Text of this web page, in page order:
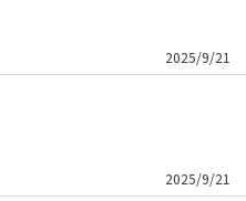
2025/9/21
2025/9/21